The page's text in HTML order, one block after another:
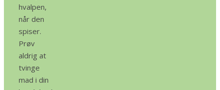
hvalpen,
når den
spiser.
Prøv
aldrig at
tvinge
mad i din